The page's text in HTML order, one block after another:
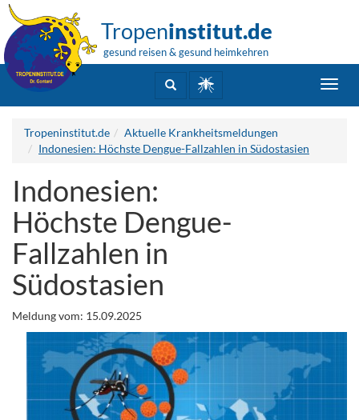
Tropeninstitut.de
gesund reisen & gesund heimkehren
Tropeninstitut.de
Aktuelle Krankheitsmeldungen
Indonesien: Höchste Dengue-Fallzahlen in Südostasien
Indonesien:
Höchste Dengue-
Fallzahlen in
Südostasien
Meldung vom: 15.09.2025